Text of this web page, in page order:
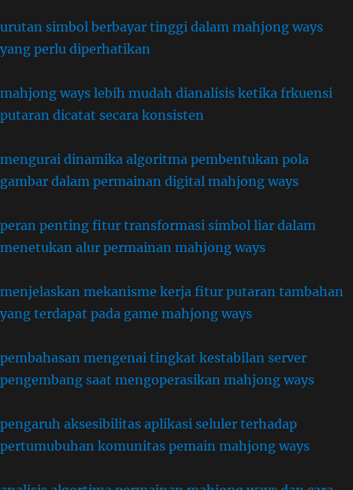
urutan simbol berbayar tinggi dalam mahjong ways
yang perlu diperhatikan
mahjong ways lebih mudah dianalisis ketika frkuensi
putaran dicatat secara konsisten
mengurai dinamika algoritma pembentukan pola
gambar dalam permainan digital mahjong ways
peran penting fitur transformasi simbol liar dalam
menetukan alur permainan mahjong ways
menjelaskan mekanisme kerja fitur putaran tambahan
yang terdapat pada game mahjong ways
pembahasan mengenai tingkat kestabilan server
pengembang saat mengoperasikan mahjong ways
pengaruh aksesibilitas aplikasi seluler terhadap
pertumubuhan komunitas pemain mahjong ways